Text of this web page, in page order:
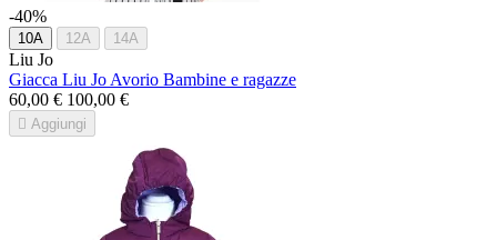
-40%
10A 12A 14A
Liu Jo
Giacca Liu Jo Avorio Bambine e ragazze
60,00 € 100,00 €
 Aggiungi